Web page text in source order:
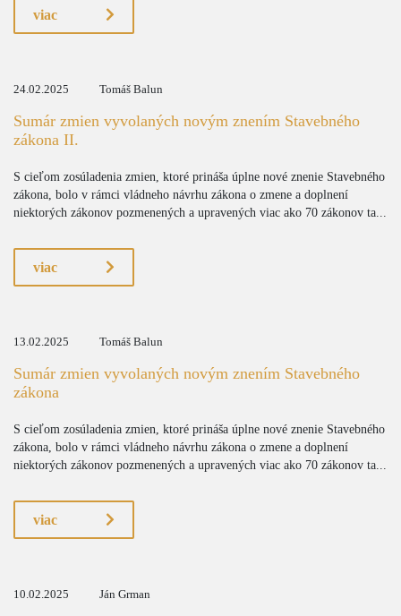
viac
24.02.2025 Tomáš Balun
Sumár zmien vyvolaných novým znením Stavebného
zákona II.
S cieľom zosúladenia zmien, ktoré prináša úplne nové znenie Stavebného
zákona, bolo v rámci vládneho návrhu zákona o zmene a doplnení
niektorých zákonov pozmenených a upravených viac ako 70 zákonov ta...
viac
13.02.2025 Tomáš Balun
Sumár zmien vyvolaných novým znením Stavebného
zákona
S cieľom zosúladenia zmien, ktoré prináša úplne nové znenie Stavebného
zákona, bolo v rámci vládneho návrhu zákona o zmene a doplnení
niektorých zákonov pozmenených a upravených viac ako 70 zákonov ta...
viac
10.02.2025 Ján Grman